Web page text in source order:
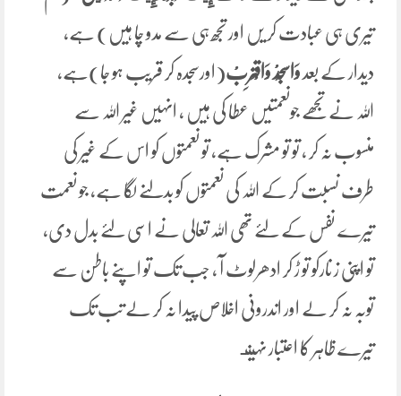
تیری ہی عبادت کر یں اور تجھ ہی سے مدو چا ہیں) ہے،
دیدار کے بعد وَاسْجُدْ وَاقْتَرِبْ(اورسجدہ کر قریب ہو جا)ہے،
اللہ نےتجھے جونعمتیں عطا کی ہیں ، انہیں غیر اللہ سے
منسوب نہ کر ، تو تو مشرک ہے، تو نعمتوں کو اس کے غیر کی
طرف نسبت کر کے اللہ کی نعمتوں کو بدلنے لگا ہے، جو نعمت
تیرے نفس کے لئے تھی اللہ تعالی نے اسی لئے بدل دی،
تو اپنی ز نارکو تو ڑ کر ادھرلوٹ آ ، جب تک تو اپنے باطن سے
توبہ نہ کر لے اور اندرونی اخلاص پیدا نہ کر لے تب تک
تیرے ظاہر کا اعتبار نہیںـ